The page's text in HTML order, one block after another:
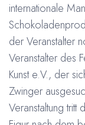
internationale
der Veranstalter
Veranstalter des
Kunst e.V., der
Zwinger
Veranstaltung